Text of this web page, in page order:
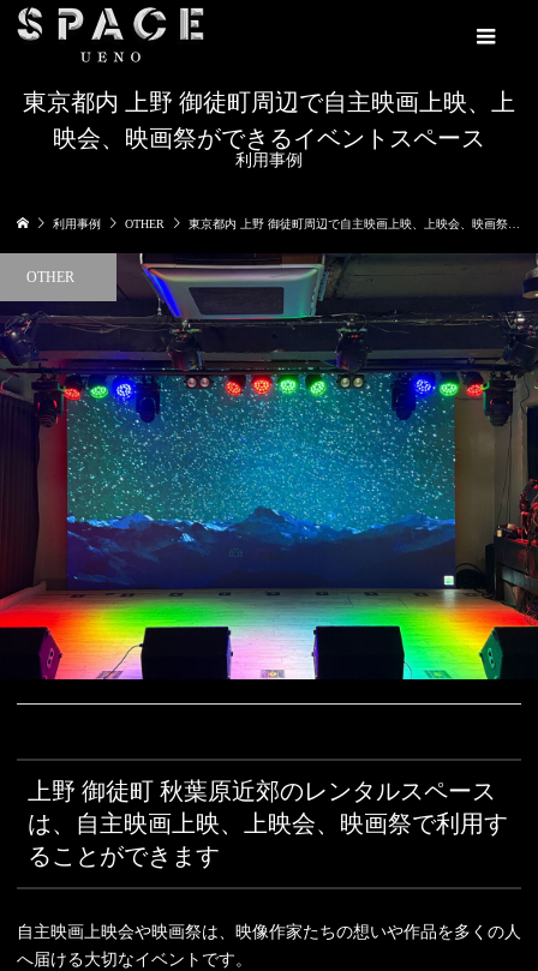
東京都内 上野 御徒町周辺で自主映画上映、上
映会、映画祭ができるイベントスペース
利用事例
利用事例 OTHER 東京都内 上野 御徒町周辺で自主映画上映、上映会、映画祭ができるイベントスペース
OTHER
上野 御徒町 秋葉原近郊のレンタルスペース
は、自主映画上映、上映会、映画祭で利用す
ることができます
自主映画上映会や映画祭は、映像作家たちの想いや作品を多くの人
へ届ける大切なイベントです。